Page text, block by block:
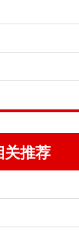
木地板水性漆
国产运动木地
板工程师为大
上，光是形形
关推荐